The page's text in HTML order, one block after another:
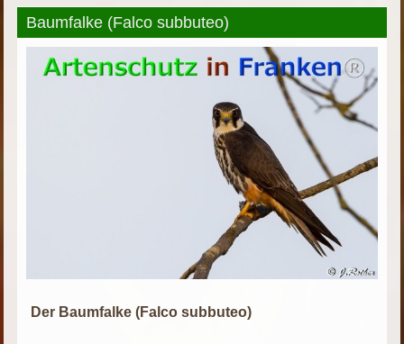
Baumfalke (Falco subbuteo)
Der Baumfalke (Falco subbuteo)